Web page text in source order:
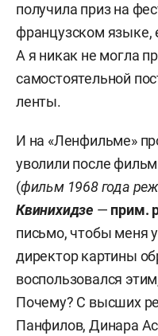
получила приз на
французском языке,
А я никак не могла
самостоятельной
ленты.
И на «Ленфильме»
уволили после
(фильм 1968 года
Квинихидзе — прим.
письмо, чтобы меня
директор картины
воспользовался
Почему? С высших
Панфилов, Динара